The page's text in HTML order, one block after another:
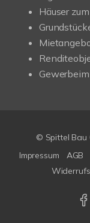
Häuser
© Spittel Bau
Impressum
AGB